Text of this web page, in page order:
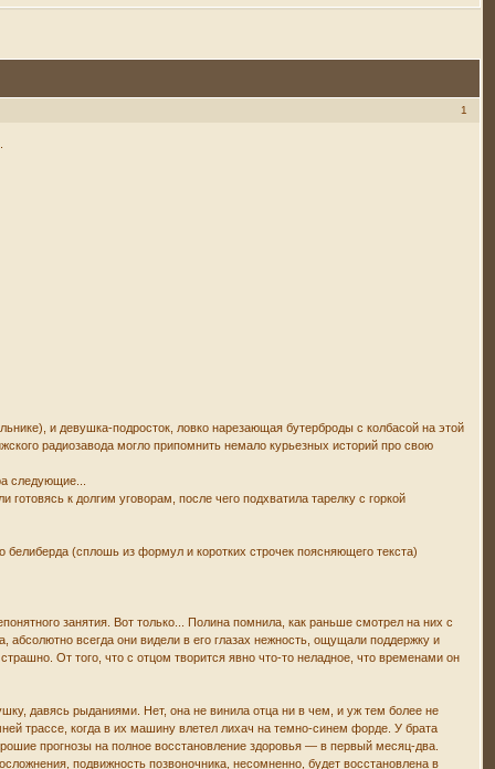
1
и девушка-подросток, ловко нарезающая бутерброды с колбасой на этой
радиозавода могло припомнить немало курьезных историй про свою
следующие...
к долгим уговорам, после чего подхватила тарелку с горкой
белиберда (сплошь из формул и коротких строчек поясняющего текста)
занятия. Вот только... Полина помнила, как раньше смотрел на них с
всегда они видели в его глазах нежность, ощущали поддержку и
От того, что с отцом творится явно что-то неладное, что временами он
давясь рыданиями. Нет, она не винила отца ни в чем, и уж тем более не
трассе, когда в их машину влетел лихач на темно-синем форде. У брата
прогнозы на полное восстановление здоровья — в первый месяц-два.
подвижность позвоночника, несомненно, будет восстановлена в